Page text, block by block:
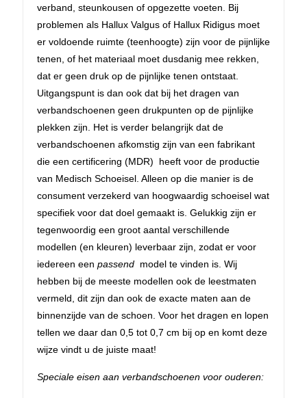
verband, steunkousen of opgezette voeten. Bij
problemen als Hallux Valgus of Hallux Ridigus moet
er voldoende ruimte (teenhoogte) zijn voor de pijnlijke
tenen, of het materiaal moet dusdanig mee rekken,
dat er geen druk op de pijnlijke tenen ontstaat.
Uitgangspunt is dan ook dat bij het dragen van
verbandschoenen geen drukpunten op de pijnlijke
plekken zijn. Het is verder belangrijk dat de
verbandschoenen afkomstig zijn van een fabrikant
die een certificering (MDR) heeft voor de productie
van Medisch Schoeisel. Alleen op die manier is de
consument verzekerd van hoogwaardig schoeisel wat
specifiek voor dat doel gemaakt is. Gelukkig zijn er
tegenwoordig een groot aantal verschillende
modellen (en kleuren) leverbaar zijn, zodat er voor
iedereen een passend model te vinden is. Wij
hebben bij de meeste modellen ook de leestmaten
vermeld, dit zijn dan ook de exacte maten aan de
binnenzijde van de schoen. Voor het dragen en lopen
tellen we daar dan 0,5 tot 0,7 cm bij op en komt deze
wijze vindt u de juiste maat!
Speciale eisen aan verbandschoenen voor ouderen: